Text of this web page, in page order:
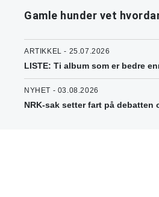
Gamle hunder vet
ARTIKKEL - 25.07.2026
LISTE: Ti album som er bedre
NYHET - 03.08.2026
NRK-sak setter fart på debatten